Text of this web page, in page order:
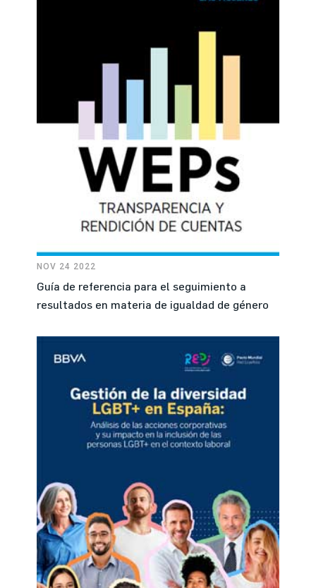
NOV 24 2022
Guía de referencia para el seguimiento a
resultados en materia de igualdad de género